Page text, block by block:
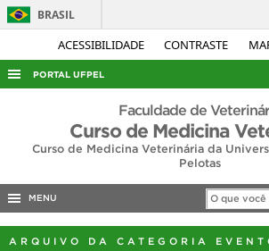
ACESSIBILIDADE CONTRASTE
BRASIL
PORTAL UFPEL
ACESSO À INFORMAÇÃO
AUDITORIA
CONCURSOS
EDITAIS
Faculdade de
Curso de Medicina
Curso de Medicina Veterinária da
Pelotas
MENU
ARQUIVO DA CATEGORIA